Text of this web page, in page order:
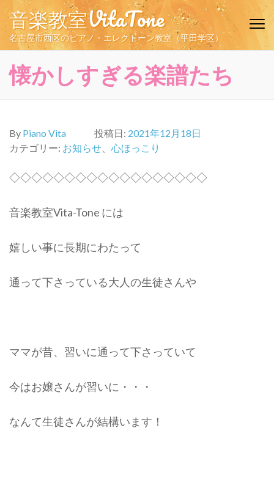
ン
テ
ン
へ
プ
(Enter
押
音楽教室VitaTone
名古屋市西区のピアノ・エレクトーン教室（平田学区）
懐かしすぎる楽譜たち
By Piano Vita 投稿日: 2021年12月18日
カテゴリー: お知らせ 心ほっこり
◇◇◇◇◇◇◇◇◇◇◇◇◇◇◇◇◇◇
音楽教室Vita-Tone には
嬉しい事に長期にわたって
通って下さっている大人の生徒さんや
ママが昔、習いに通って下さっていて
今はお嬢さんが習いに・・・
なんて生徒さんが結構います！